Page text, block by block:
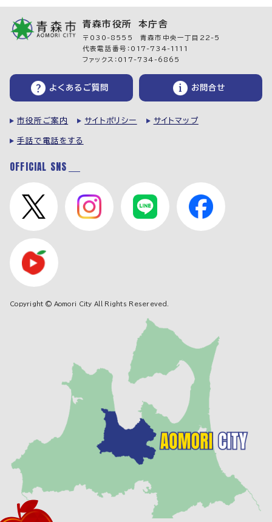
青森市役所 本庁舎
〒030-8555 青森市中央一丁目22-5
代表電話番号：017-734-1111
ファックス：017-734-6865
よくあるご質問 お問合せ
市役所ご案内 サイトポリシー サイトマップ
手話で電話をする
OFFICIAL SNS
Copyright © Aomori City All Rights Resereved.